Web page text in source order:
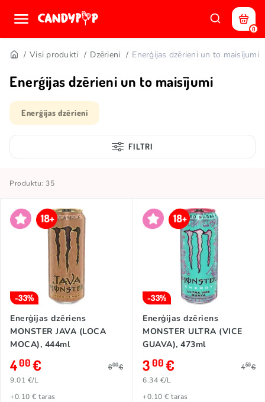
0
Visi produkti Dzērieni Enerģijas dzērieni un to maisījumi
Enerģijas dzērieni un to maisījumi
Enerģijas dzērieni
FILTRI
Produktu: 35
-33%
Enerģijas dzēriens
MONSTER JAVA (LOCA
MOCA), 444ml
400€ 600€
9.01 €/L
+0.10 € taras
-33%
Enerģijas dzēriens
MONSTER ULTRA (VICE
GUAVA), 473ml
300€ 450€
6.34 €/L
+0.10 € taras